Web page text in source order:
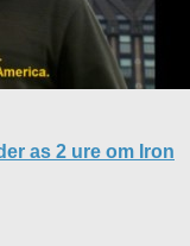
as 2 ure om Iron